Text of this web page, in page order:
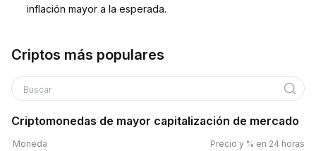
inflación mayor a la esperada.
Criptos más populares
Buscar
Criptomonedas de mayor capitalización de mercado
Moneda Precio y % en 24 horas